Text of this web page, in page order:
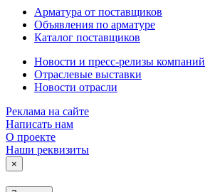
Арматура от поставщиков
Объявления по арматуре
Каталог поставщиков
Новости и пресс-релизы компаний
Отраслевые выставки
Новости отрасли
Реклама на сайте
Написать нам
О проекте
Наши реквизиты
×